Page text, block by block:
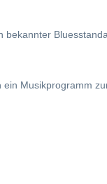
Musikprogramm